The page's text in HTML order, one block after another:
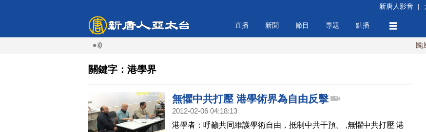
新唐人影音 |
直播 新聞 節目 專題 點播
颱風
關鍵字：港學界
無懼中共打壓 港學術界為自由反擊
2012-02-06 04:18:13
港學者：呼籲共同維護學術自由，抵制中共干預。 ,無懼中共打壓 港